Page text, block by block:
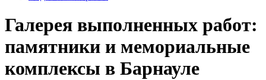
Галерея выполненных работ:
памятники и мемориальные
комплексы в Барнауле